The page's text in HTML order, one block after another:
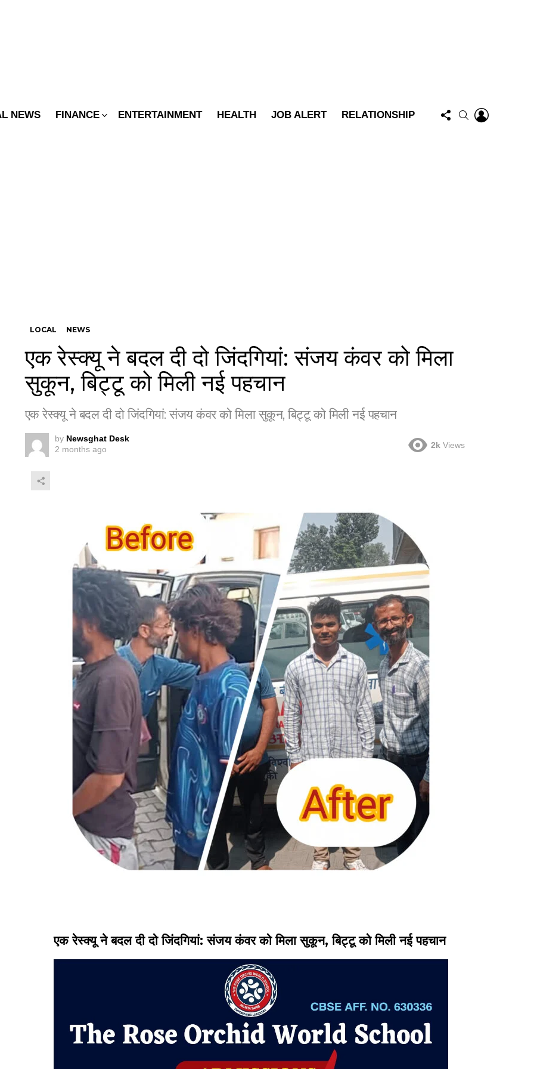
NEWS FINANCE ENTERTAINMENT HEALTH JOB ALERT RELATIONSHIP
FOLLOW
US
SEARCH
LOCAL NEWS
एक रेस्क्यू ने बदल दी दो जिंदगियां: संजय कंवर को मिला
सुकून, बिट्टू को मिली नई पहचान
एक रेस्क्यू ने बदल दी दो जिंदगियां: संजय कंवर को मिला सुकून, बिट्टू को मिली नई पहचान
by Newsghat Desk
2 months ago
2k Views
एक रेस्क्यू ने बदल दी दो जिंदगियां: संजय कंवर को मिला सुकून, बिट्टू को मिली नई पहचान